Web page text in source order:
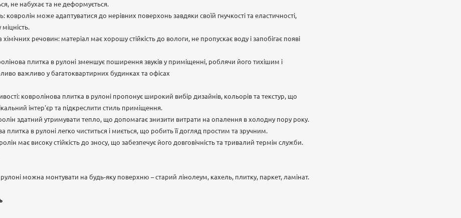
не набухає та не деформується.
ковролін може адаптуватися до нерівних поверхонь завдяки своїй гнучкості та еластичності,
хімічних речовин: матеріал має хорошу стійкість до вологи, не пропускає воду і запобігає появі
плитка в рулоні зменшує поширення звуків у приміщенні, роблячи його тихішим і
важливо у багатоквартирних будинках та офісах
ковролінова плитка в рулоні пропонує широкий вибір дизайнів, кольорів та текстур, що
інтер'єр та підкреслити стиль приміщення.
здатний утримувати тепло, що допомагає знизити витрати на опалення в холодну пору року.
плитка в рулоні легко чиститься і миється, що робить її догляд простим та зручним.
має високу стійкість до зносу, що забезпечує його довговічність та тривалий термін служби.
можна монтувати на будь-яку поверхню – старий лінолеум, кахель, плитку, паркет, ламінат.